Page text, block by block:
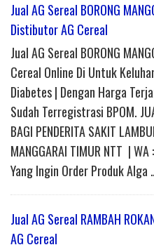
Jual AG Sereal BORONG
Distibutor AG Cereal
Jual AG Sereal BORONG
Cereal Online Di Untuk
Diabetes | Dengan Harga
Sudah Terregistrasi BPOM.
BAGI PENDERITA SAKIT
MANGGARAI TIMUR NTT |
Yang Ingin Order Produk Alga
Jual AG Sereal RAMBAH
AG Cereal